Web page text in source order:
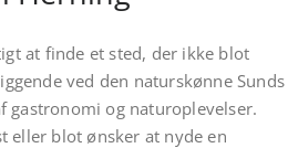
at finde et sted, der ikke blot
ved den naturskønne Sunds
gastronomi og naturoplevelser.
eller blot ønsker at nyde en